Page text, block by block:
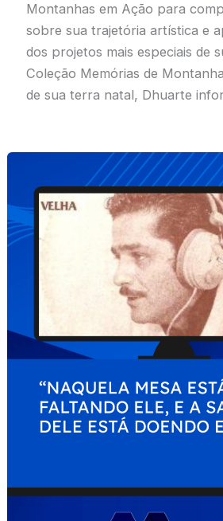
Montanhas em Ação para
sobre sua trajetória artística e
dos projetos mais especiais de
Coleção Memórias de
de sua terra natal, Dhuarte